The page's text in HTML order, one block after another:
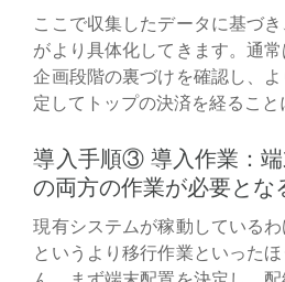
ここで収集したデータに基づ
がより具体化してきます。通
企画段階の裏づけを確認し、
定してトップの決済を経ること
導入手順③ 導入作業：端
の両方の作業が必要とな
現有システムが稼動している
というより移行作業といった